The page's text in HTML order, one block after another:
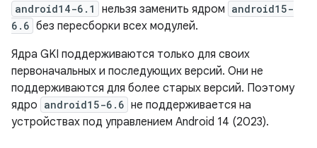
android14-6.1 нельзя заменить ядром android15-
6.6 без пересборки всех модулей.
Ядра GKI поддерживаются только для своих
первоначальных и последующих версий. Они не
поддерживаются для более старых версий. Поэтому
ядро android15-6.6 не поддерживается на
устройствах под управлением Android 14 (2023).